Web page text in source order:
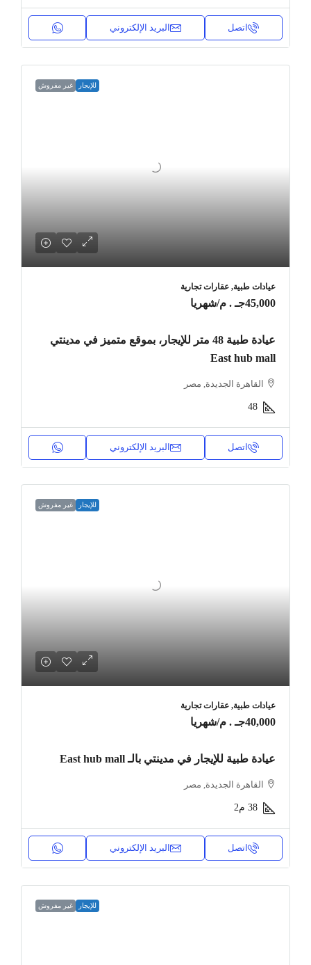
اتصل البريد الإلكتروني
للإيجار غير مفروش
عيادات طبية, عقارات تجارية
45,000جـ . م /شهريا
عيادة طبية 48 متر للإيجار، بموقع متميز في مدينتي
East hub mall
القاهرة الجديدة, مصر
48
اتصل البريد الإلكتروني
للإيجار غير مفروش
عيادات طبية, عقارات تجارية
40,000جـ . م /شهريا
عيادة طبية للإيجار في مدينتي بالـ East hub mall
القاهرة الجديدة, مصر
38 م2
اتصل البريد الإلكتروني
للإيجار غير مفروش